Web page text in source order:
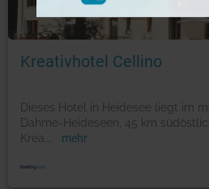
Kreativhotel Cellino
Dieses Hotel in Heidesee liegt im
Dahme-Heideseen, 45 km
Krea
mehr